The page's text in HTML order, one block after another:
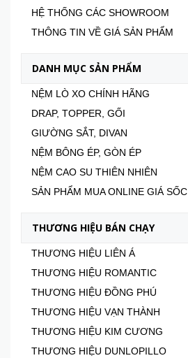
HỆ THỐNG CÁC SHOWROOM
THÔNG TIN VỀ GIÁ SẢN PHẨM
DANH MỤC SẢN PHẨM
NỆM LÒ XO CHÍNH HÃNG
DRAP, TOPPER, GỐI
GIƯỜNG SẮT, DIVAN
NỆM BÔNG ÉP, GÒN ÉP
NỆM CAO SU THIÊN NHIÊN
SẢN PHẨM MUA ONLINE GIÁ SỐC
THƯƠNG HIỆU BÁN CHẠY
THƯƠNG HIỆU LIÊN Á
THƯƠNG HIỆU ROMANTIC
THƯƠNG HIỆU ĐỒNG PHÚ
THƯƠNG HIỆU VẠN THÀNH
THƯƠNG HIỆU KIM CƯƠNG
THƯƠNG HIỆU DUNLOPILLO